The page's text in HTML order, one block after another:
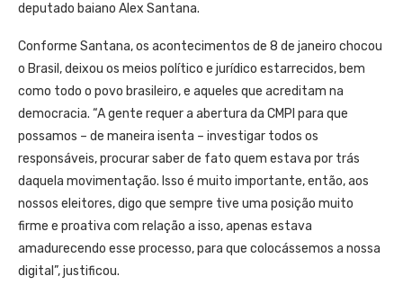
deputado baiano Alex Santana.
Conforme Santana, os acontecimentos de 8 de janeiro chocou
o Brasil, deixou os meios político e jurídico estarrecidos, bem
como todo o povo brasileiro, e aqueles que acreditam na
democracia. “A gente requer a abertura da CMPI para que
possamos – de maneira isenta – investigar todos os
responsáveis, procurar saber de fato quem estava por trás
daquela movimentação. Isso é muito importante, então, aos
nossos eleitores, digo que sempre tive uma posição muito
firme e proativa com relação a isso, apenas estava
amadurecendo esse processo, para que colocássemos a nossa
digital”, justificou.